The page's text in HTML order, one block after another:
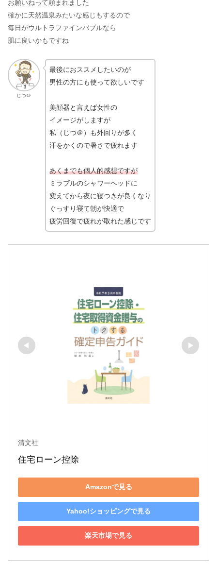
お願いねって頼まれました
確かに天然温泉みたいな感じもするので
毎日がウルトラファインバブルなら
肌に良いかもですね
じつ＠
最後におススメしたいのが
男性の方にも使って欲しいです
美顔器と言えば女性の
イメージがしますが
私（じつ＠）も外回りが多く
汗をかくので暑さで疲れます
あくまでも個人的感想ですが
ミラブルのシャワーヘッドに
変えてから夜に寝つきが良くなり
ぐっすり寝て朝が快適で
疲労回復で疲れが取れた感じです
清文社
住宅ローン控除
Amazonで見る
Yahoo!ショッピングで見る
楽天市場で見る